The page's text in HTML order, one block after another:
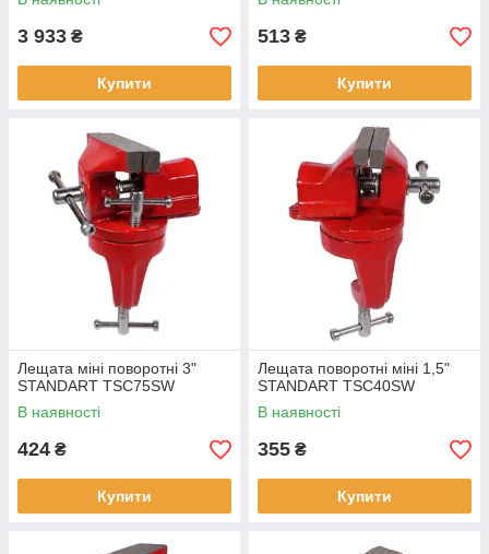
3 933 ₴
Купити
513 ₴
Купити
Лещата міні поворотні 3"
STANDART TSC75SW
В наявності
424 ₴
Купити
Лещата поворотні міні 1,5"
STANDART TSC40SW
В наявності
355 ₴
Купити